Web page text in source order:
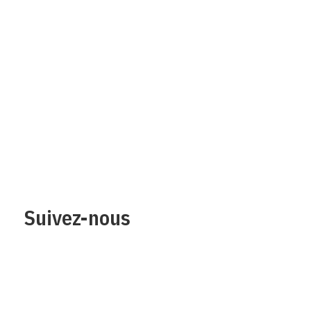
Suivez-nous